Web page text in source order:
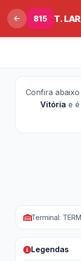
815 T.
Confira abaixo
Vitória e
Terminal:
Legendas